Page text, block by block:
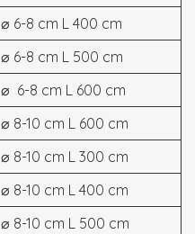
⌀ 6-8 cm L 400 cm
⌀ 6-8 cm L 500 cm
⌀ 6-8 cm L 600 cm
⌀ 8-10 cm L 600 cm
⌀ 8-10 cm L 300 cm
⌀ 8-10 cm L 400 cm
⌀ 8-10 cm L 500 cm